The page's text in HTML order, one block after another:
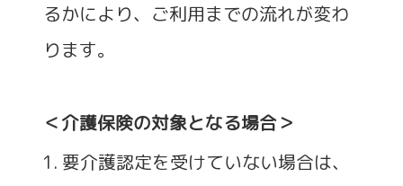
るかにより、ご利用までの流れが変わ
ります。
＜介護保険の対象となる場合＞
要介護認定を受けていない場合は、